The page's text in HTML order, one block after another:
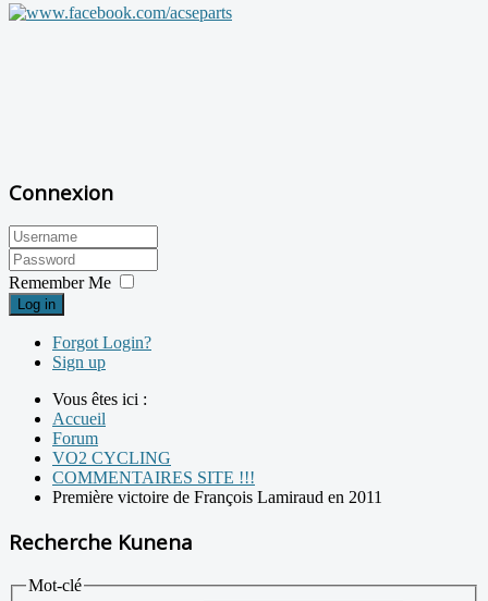
Connexion
Remember Me
Log in
Forgot Login?
Sign up
Vous êtes ici :
Accueil
Forum
VO2 CYCLING
COMMENTAIRES SITE !!!
Première victoire de François Lamiraud en 2011
Recherche Kunena
Mot-clé